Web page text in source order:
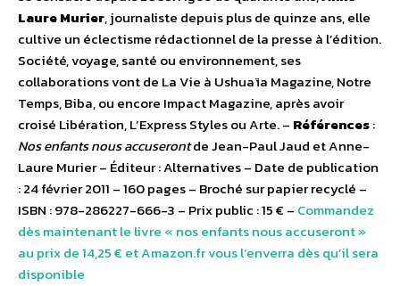
Laure Murier, journaliste depuis plus de quinze ans, elle
cultive un éclectisme rédactionnel de la presse à l’édition.
Société, voyage, santé ou environnement, ses
collaborations vont de La Vie à Ushuaïa Magazine, Notre
Temps, Biba, ou encore Impact Magazine, après avoir
croisé Libération, L’Express Styles ou Arte. – Références:
Nos enfants nous accuserontde Jean-Paul Jaud et Anne-
Laure Murier – Éditeur : Alternatives – Date de publication
: 24 février 2011 – 160 pages – Broché sur papier recyclé –
ISBN : 978-286227-666-3 – Prix public : 15 € – Commandez
dès maintenant le livre « nos enfants nous accuseront »
au prix de 14,25 € et Amazon.fr vous l’enverra dès qu’il sera
disponible